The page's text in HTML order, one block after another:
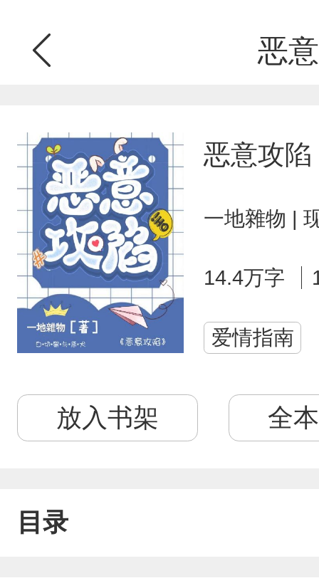
恶
恶意攻陷
一地雜物 |
14.4万字
爱情指南
放入书架 全
目录